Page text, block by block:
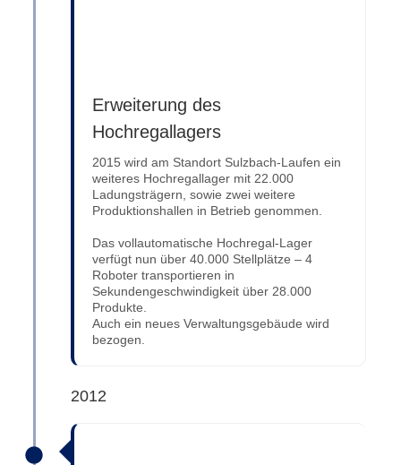
Erweiterung des
Hochregallagers
2015 wird am Standort Sulzbach-Laufen ein
weiteres Hochregallager mit 22.000
Ladungsträgern, sowie zwei weitere
Produktionshallen in Betrieb genommen.
Das vollautomatische Hochregal-Lager
verfügt nun über 40.000 Stellplätze – 4
Roboter transportieren in
Sekundengeschwindigkeit über 28.000
Produkte.
Auch ein neues Verwaltungsgebäude wird
bezogen.
2012